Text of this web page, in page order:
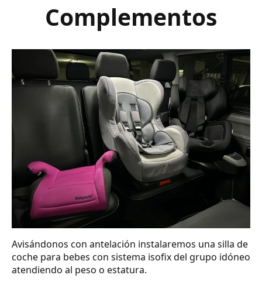
Complementos
Avisándonos con antelación instalaremos una silla de
coche para bebes con sistema isofix del grupo idóneo
atendiendo al peso o estatura.